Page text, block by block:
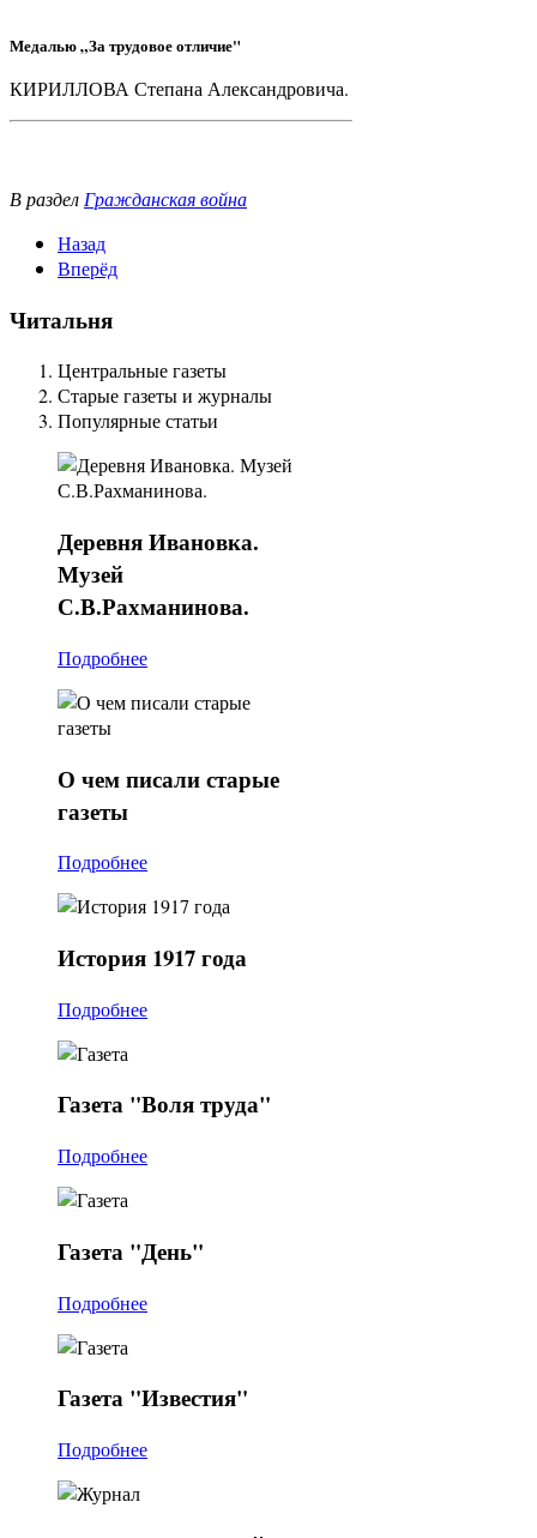
Медалью „За трудовое отличие"
КИРИЛЛОВА Степана Александровича.
В раздел Гражданская война
Назад
Вперёд
Читальня
Центральные газеты
Старые газеты и журналы
Популярные статьи
ДеревняИвановка.
Музей
С.В.Рахманинова.
Подробнее
О чем писали старые
газеты
Подробнее
История 1917 года
Подробнее
Газета "Воля труда"
Подробнее
Газета "День"
Подробнее
Газета "Известия"
Подробнее